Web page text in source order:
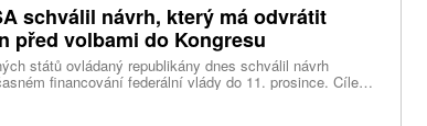
schválil návrh, který má odvrátit
před volbami do Kongresu
států ovládaný republikány dnes schválil návrh
financování federální vlády do 11. prosince. Cílem
před listopadovými volbami do Kongresu
tedy omezení chodu vlády v důsledku